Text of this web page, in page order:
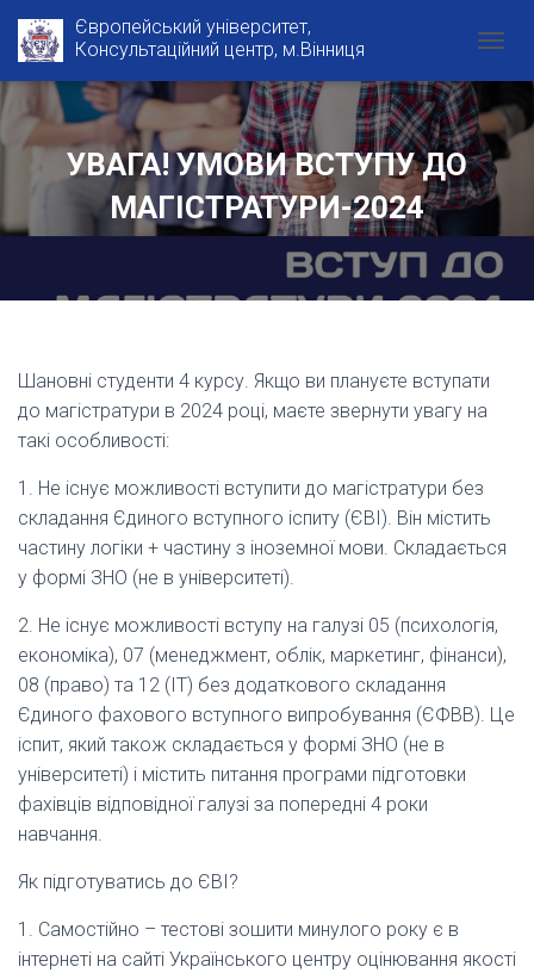
Європейський університет,
Консультаційний центр, м.Вінниця
O
G
G
L
E
N
V
I
УВАГА! УМОВИ ВСТУПУ ДО
МАГІСТРАТУРИ-2024
Шановні студенти 4 курсу. Якщо ви плануєте вступати
до магістратури в 2024 році, маєте звернути увагу на
такі особливості:
1. Не існує можливості вступити до магістратури без
складання Єдиного вступного іспиту (ЄВІ). Він містить
частину логіки + частину з іноземної мови. Складається
у формі ЗНО (не в університеті).
2. Не існує можливості вступу на галузі 05 (психологія,
економіка), 07 (менеджмент, облік, маркетинг, фінанси),
08 (право) та 12 (ІТ) без додаткового складання
Єдиного фахового вступного випробування (ЄФВВ). Це
іспит, який також складається у формі ЗНО (не в
університеті) і містить питання програми підготовки
фахівців відповідної галузі за попередні 4 роки
навчання.
Як підготуватись до ЄВІ?
1. Самостійно – тестові зошити минулого року є в
інтернеті на сайті Українського центру оцінювання якості